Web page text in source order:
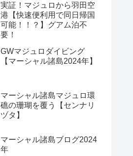
実証！マジュロから羽田空
港【快速便利用で同日帰国
可能！！？】グアム泊不
要！
GWマジュロダイビング
【マーシャル諸島2024年】
マーシャル諸島マジュロ環
礁の珊瑚を覆う【センナリ
ヅタ】
マーシャル諸島ブログ2024
年